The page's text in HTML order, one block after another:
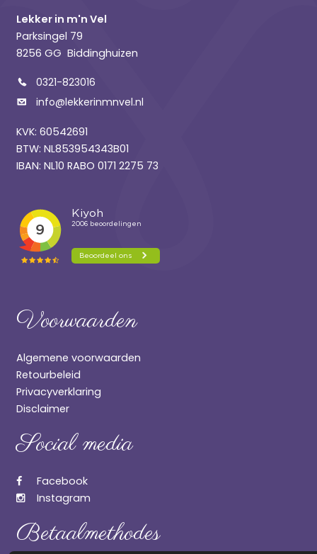
Lekker in m'n Vel
Parksingel 79
8256 GG Biddinghuizen
0321-823016
info@lekkerinmnvel.nl
KVK: 60542691
BTW: NL853954343B01
IBAN: NL10 RABO 0171 2275 73
Voorwaarden
Algemene voorwaarden
Retourbeleid
Privacyverklaring
Disclaimer
Social media
Facebook
Instagram
Betaalmethodes